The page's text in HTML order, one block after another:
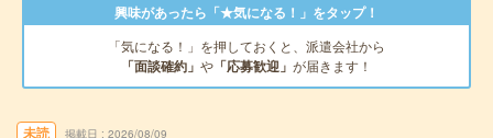
興味があったら「★気になる！」をタップ！
「気になる！」を押しておくと、派遣会社から
「面談確約」 や 「応募歓迎」 が届きます！
未読 掲載日 2026/08/09